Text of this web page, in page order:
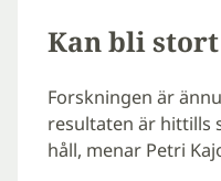
Kan bli
Forskningen är
resultaten är hittills
håll, menar Petri